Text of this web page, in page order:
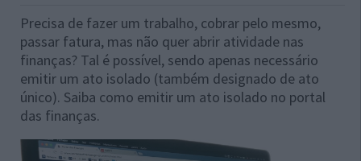
Precisa de fazer um trabalho, cobrar pelo mesmo,
passar fatura, mas não quer abrir atividade nas
finanças? Tal é possível, sendo apenas necessário
emitir um ato isolado (também designado de ato
único). Saiba como emitir um ato isolado no portal
das finanças.